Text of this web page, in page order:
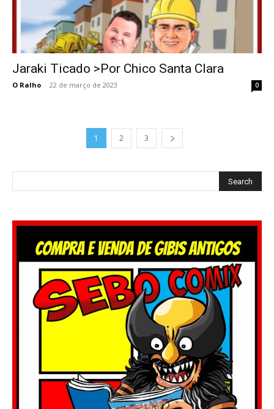
Jaraki Ticado >Por Chico Santa Clara
O Ralho - 22 de março de 2023 0
1 2 3